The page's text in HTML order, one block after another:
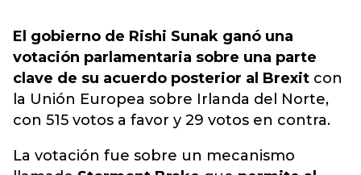
El gobierno de Rishi Sunak ganó una
votación parlamentaria sobre una parte
clave de su acuerdo posterior al Brexit con
la Unión Europea sobre Irlanda del Norte,
con 515 votos a favor y 29 votos en contra.
La votación fue sobre un mecanismo